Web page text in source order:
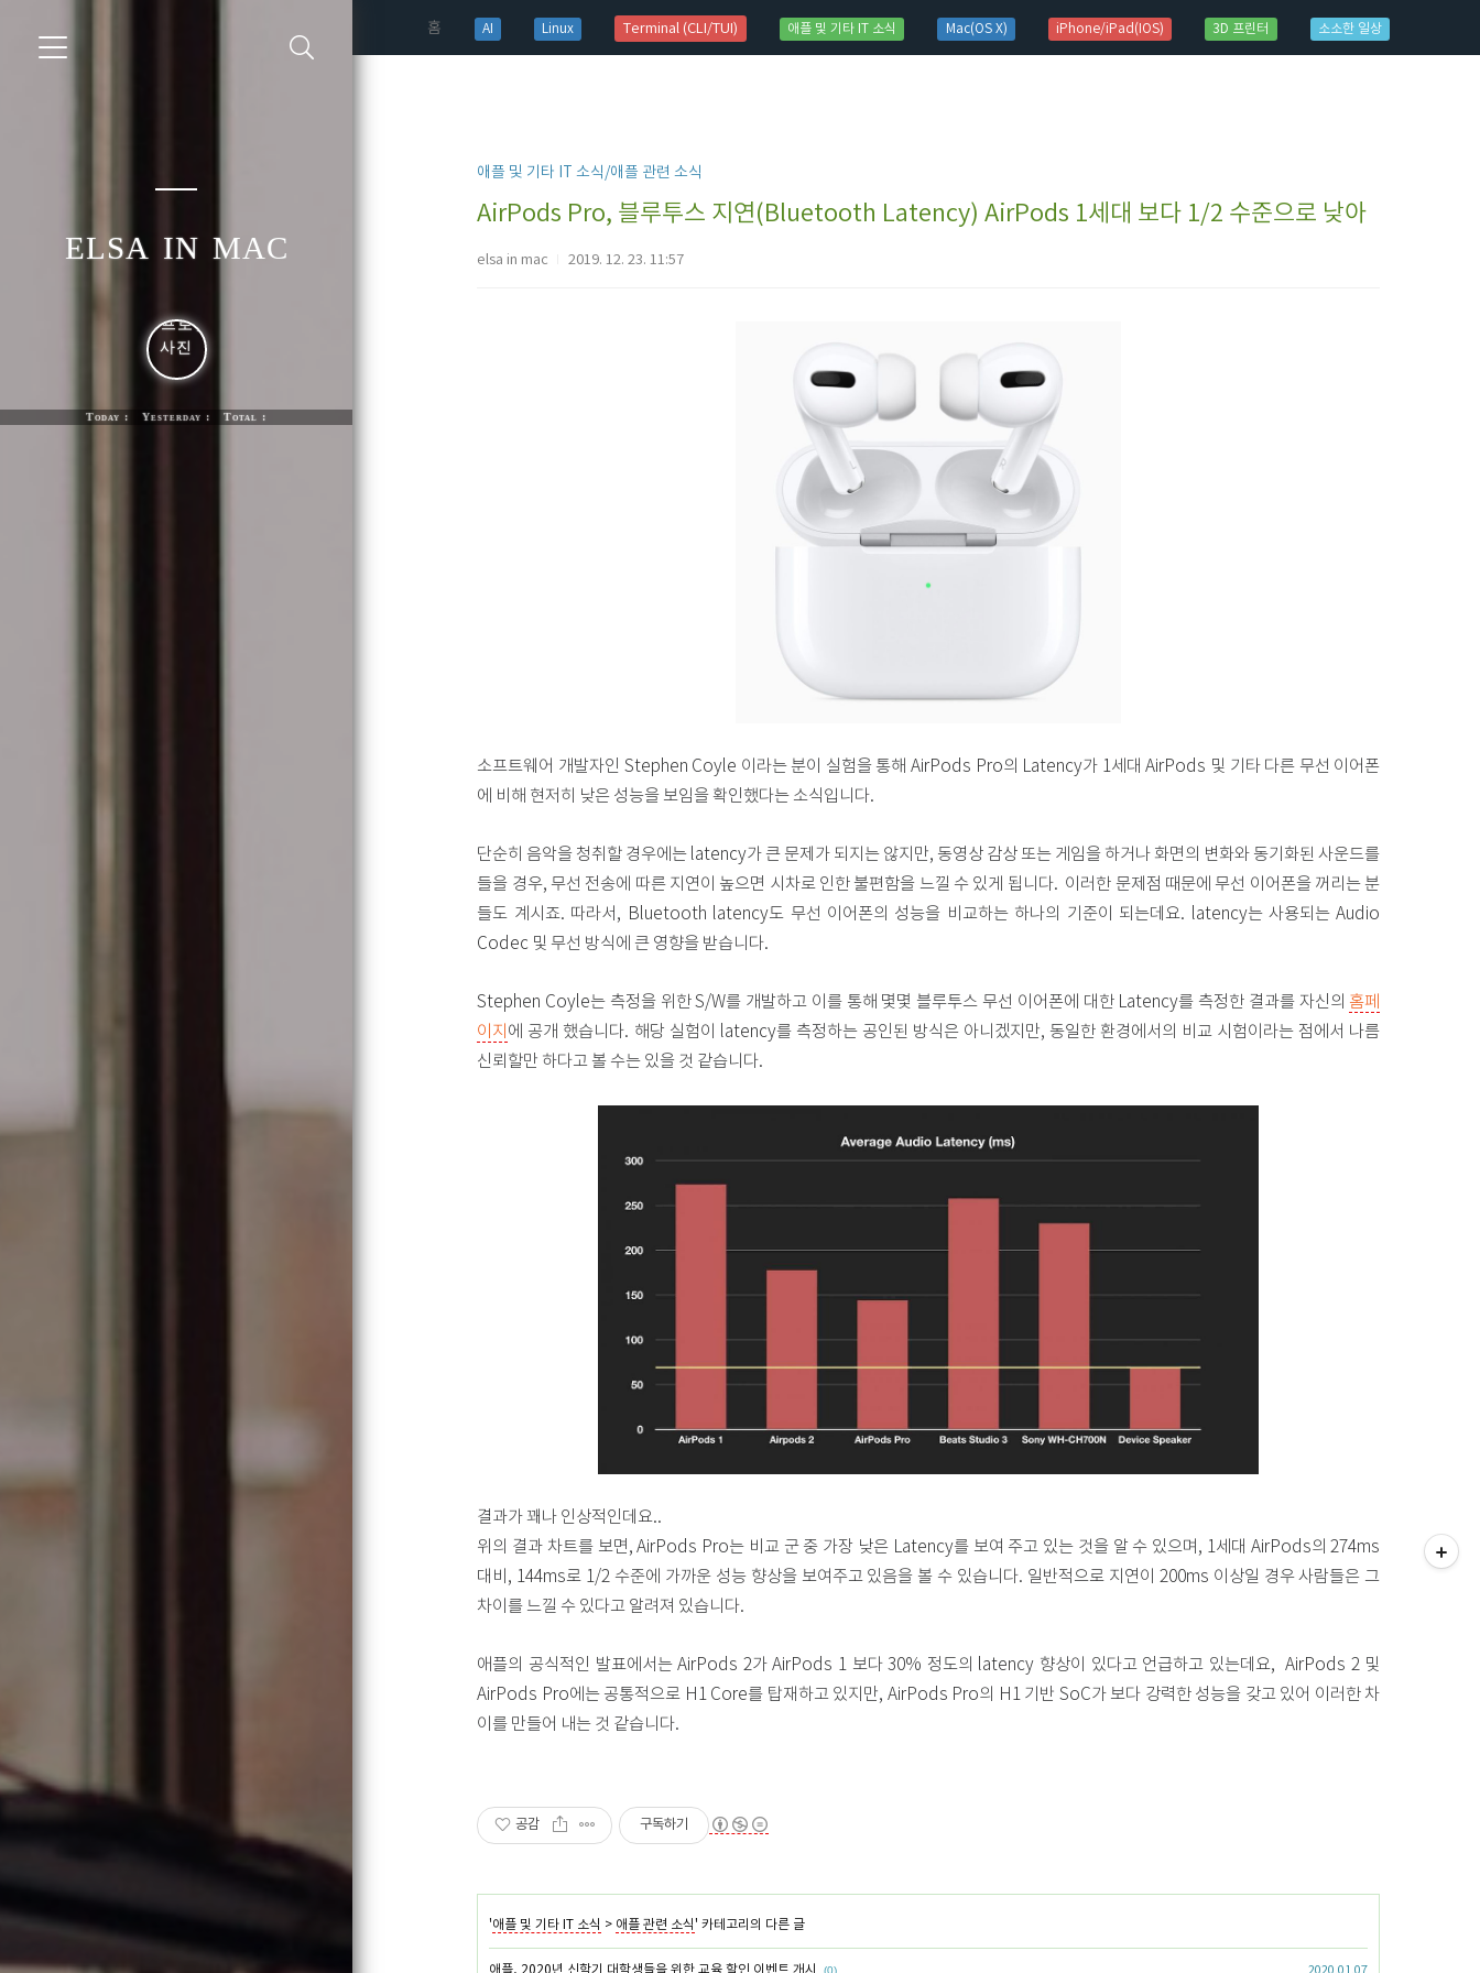
홈(current)
AI Linux Terminal (CLI/TUI) 애플 및 기타 IT 소식 Mac(OS X) iPhone/iPad(IOS) 3D 프린터 소소한 일상
elsa in mac
Today : Yesterday : Total :
애플 및 기타 IT 소식/애플 관련 소식
AirPods Pro, 블루투스 지연(Bluetooth Latency) AirPods 1세대 보다 1/2 수준으로 낮아
elsa in mac 2019. 12. 23. 11:57
소프트웨어 개발자인 Stephen Coyle 이라는 분이 실험을 통해 AirPods Pro의 Latency가 1세대 AirPods 및 기타 다른 무선 이어폰
에 비해 현저히 낮은 성능을 보임을 확인했다는 소식입니다.
단순히 음악을 청취할 경우에는 latency가 큰 문제가 되지는 않지만, 동영상 감상 또는 게임을 하거나 화면의 변화와 동기화된 사운드를
들을 경우, 무선 전송에 따른 지연이 높으면 시차로 인한 불편함을 느낄 수 있게 됩니다. 이러한 문제점 때문에 무선 이어폰을 꺼리는 분
들도 계시죠. 따라서, Bluetooth latency도 무선 이어폰의 성능을 비교하는 하나의 기준이 되는데요. latency는 사용되는 Audio
Codec 및 무선 방식에 큰 영향을 받습니다.
Stephen Coyle는 측정을 위한 S/W를 개발하고 이를 통해 몇몇 블루투스 무선 이어폰에 대한 Latency를 측정한 결과를 자신의홈페
이지 에 공개 했습니다. 해당 실험이 latency를 측정하는 공인된 방식은 아니겠지만, 동일한 환경에서의 비교 시험이라는 점에서 나름
신뢰할만 하다고 볼 수는 있을 것 같습니다.
결과가 꽤나 인상적인데요..
위의 결과 차트를 보면, AirPods Pro는 비교 군 중 가장 낮은 Latency를 보여 주고 있는 것을 알 수 있으며, 1세대 AirPods의 274ms
대비, 144ms로 1/2 수준에 가까운 성능 향상을 보여주고 있음을 볼 수 있습니다. 일반적으로 지연이 200ms 이상일 경우 사람들은 그
차이를 느낄 수 있다고 알려져 있습니다.
애플의 공식적인 발표에서는 AirPods 2가 AirPods 1 보다 30% 정도의 latency 향상이 있다고 언급하고 있는데요, AirPods 2 및
AirPods Pro에는 공통적으로 H1 Core를 탑재하고 있지만, AirPods Pro의 H1 기반 SoC가 보다 강력한 성능을 갖고 있어 이러한 차
이를 만들어 내는 것 같습니다.
공감 구독하기
'애플 및 기타 IT 소식 > 애플 관련 소식' 카테고리의 다른 글
애플, 2020년 신학기 대학생들을 위한 교육 할인 이벤트 개시 (0) 2020.01.07
티스토리툴바